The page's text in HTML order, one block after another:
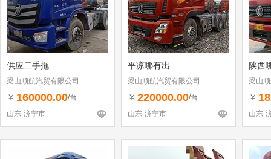
供应二手拖
梁山顺航汽贸有限公司
￥ 160000.00/台
山东-济宁市
平凉哪有出
梁山顺航汽贸有限公司
￥ 220000.00/台
山东-济宁市
陕西
梁山
￥
山东-